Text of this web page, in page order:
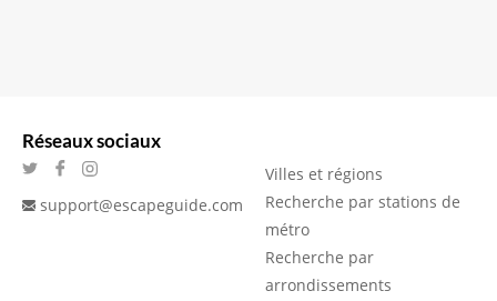
Réseaux sociaux
support@escapeguide.com
Villes et régions
Recherche par stations de
métro
Recherche par
arrondissements